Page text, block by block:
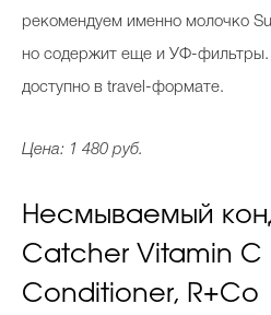
рекомендуем именно молочко
но содержит еще и УФ-
доступно в travel-формате.
Цена: 1 480 руб.
Несмываемый
Catcher Vitamin C
Conditioner, R+Co